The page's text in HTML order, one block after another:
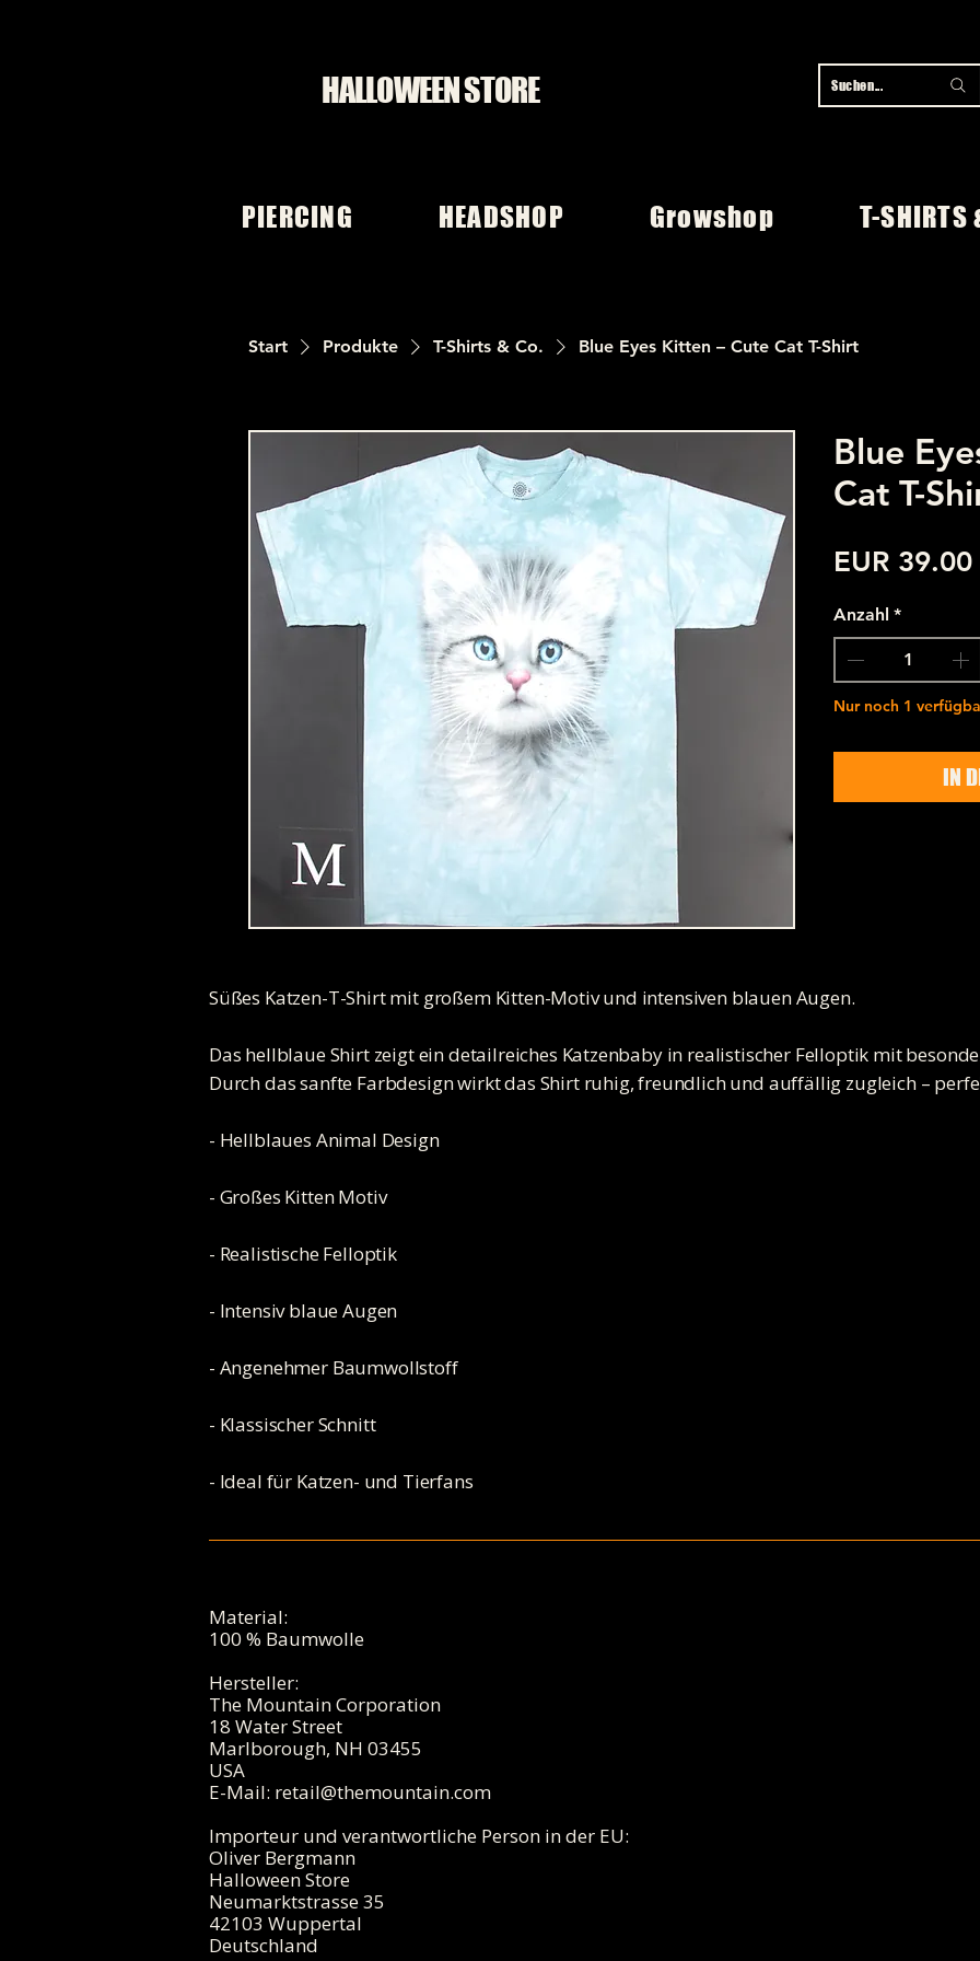
HALLOWEEN STORE Suchen...
PIERCING HEADSHOP Growshop T-SHIRTS
Start Produkte T-Shirts & Co. Blue Eyes Kitten – Cute Cat T-Shirt
Blue
Cat T-
EUR 39.00
Anzahl *
Nur noch 1
IN
Süßes Katzen-T-Shirt mit großem Kitten-Motiv und intensiven blauen Augen.
Das hellblaue Shirt zeigt ein detailreiches Katzenbaby in realistischer Felloptik mit
Durch das sanfte Farbdesign wirkt das Shirt ruhig, freundlich und auffällig zugleich –
- Hellblaues Animal Design
- Großes Kitten Motiv
- Realistische Felloptik
- Intensiv blaue Augen
- Angenehmer Baumwollstoff
- Klassischer Schnitt
- Ideal für Katzen- und Tierfans
Material:
100 % Baumwolle
Hersteller:
The Mountain Corporation
18 Water Street
Marlborough, NH 03455
USA
E-Mail: retail@themountain.com
Importeur und verantwortliche Person in der EU:
Oliver Bergmann
Halloween Store
Neumarktstrasse 35
42103 Wuppertal
Deutschland